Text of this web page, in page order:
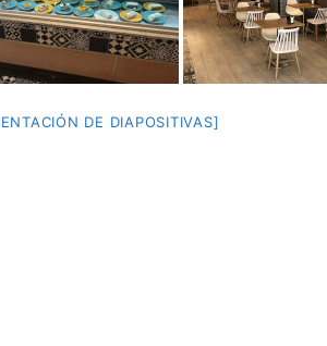
DE DIAPOSITIVAS]